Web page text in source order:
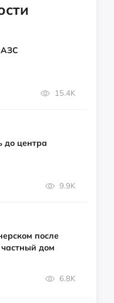
АЗС
15.4K
до центра
9.9K
после
дом
6.8K